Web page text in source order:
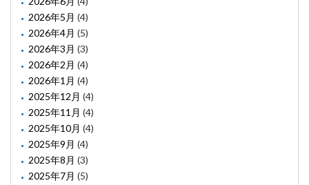
2026年5月 (4)
2026年4月 (5)
2026年3月 (3)
2026年2月 (4)
2026年1月 (4)
2025年12月 (4)
2025年11月 (4)
2025年10月 (4)
2025年9月 (4)
2025年8月 (3)
2025年7月 (5)